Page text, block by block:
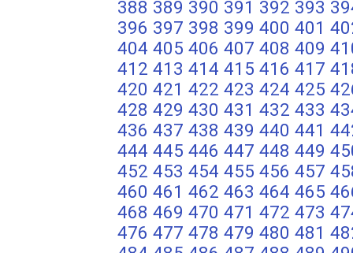
388 389 390 391 392 393
396 397 398 399 400 401
404 405 406 407 408 409
412 413 414 415 416 417
420 421 422 423 424 425
428 429 430 431 432 433
436 437 438 439 440 441
444 445 446 447 448 449
452 453 454 455 456 457
460 461 462 463 464 465
468 469 470 471 472 473
476 477 478 479 480 481